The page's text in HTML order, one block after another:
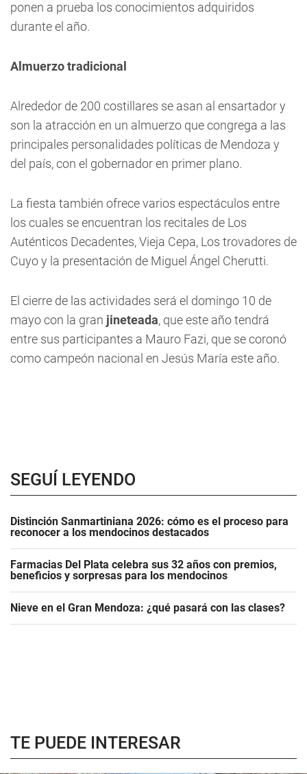
ponen a prueba los conocimientos adquiridos
durante el año.
Almuerzo tradicional
Alrededor de 200 costillares se asan al ensartador y
son la atracción en un almuerzo que congrega a las
principales personalidades políticas de Mendoza y
del país, con el gobernador en primer plano.
La fiesta también ofrece varios espectáculos entre
los cuales se encuentran los recitales de Los
Auténticos Decadentes, Vieja Cepa, Los trovadores de
Cuyo y la presentación de Miguel Ángel Cherutti.
El cierre de las actividades será el domingo 10 de
mayo con la gran jineteada, que este año tendrá
entre sus participantes a Mauro Fazi, que se coronó
como campeón nacional en Jesús María este año.
SEGUÍ LEYENDO
Distinción Sanmartiniana 2026: cómo es el proceso para
reconocer a los mendocinos destacados
Farmacias Del Plata celebra sus 32 años con premios,
beneficios y sorpresas para los mendocinos
Nieve en el Gran Mendoza: ¿qué pasará con las clases?
TE PUEDE INTERESAR